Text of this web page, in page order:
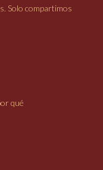
Solo compartimos
qué